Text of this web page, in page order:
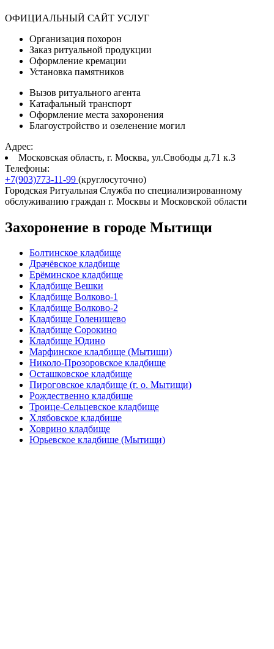
ОФИЦИАЛЬНЫЙ САЙТ УСЛУГ
Организация похорон
Заказ ритуальной продукции
Оформление кремации
Установка памятников
Вызов ритуального агента
Катафальный транспорт
Оформление места захоронения
Благоустройство и озеленение могил
Адрес:
Московская область, г. Москва, ул.Свободы д.71 к.3
Телефоны:
+7(903)773-11-99 (круглосуточно)
Городская Ритуальная Служба по специализированному
обслуживанию граждан г. Москвы и Московской области
Захоронение в городе Мытищи
Болтинское кладбище
Драчёвское кладбище
Ерёминское кладбище
Кладбище Вешки
Кладбище Волково-1
Кладбище Волково-2
Кладбище Голенищево
Кладбище Сорокино
Кладбище Юдино
Марфинское кладбище (Мытищи)
Николо-Прозоровское кладбище
Осташковское кладбище
Пироговское кладбище (г. о. Мытищи)
Рождественно кладбище
Троице-Сельцевское кладбище
Хлябовское кладбище
Ховрино кладбище
Юрьевское кладбище (Мытищи)